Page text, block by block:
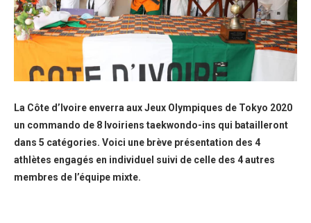
La Côte d’Ivoire enverra aux Jeux Olympiques de Tokyo 2020
un commando de 8 Ivoiriens taekwondo-ins qui batailleront
dans 5 catégories. Voici une brève présentation des 4
athlètes engagés en individuel suivi de celle des 4 autres
membres de l’équipe mixte.